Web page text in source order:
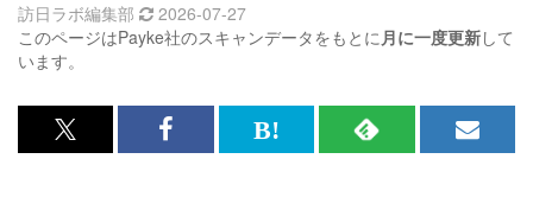
このページはPayke社のスキャンデータをもとに月に一度更新して
います。
訪日ラボ編集部 2026-07-27
x<br>
Facebook<br>
は
RSS
メ